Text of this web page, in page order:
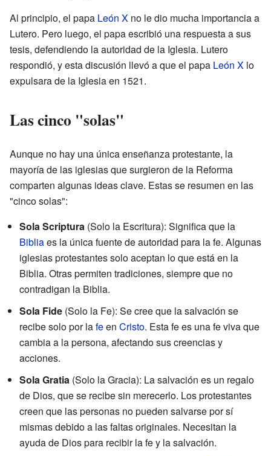
Al principio, el papa León X no le dio mucha importancia a
Lutero. Pero luego, el papa escribió una respuesta a sus
tesis, defendiendo la autoridad de la Iglesia. Lutero
respondió, y esta discusión llevó a que el papa León X lo
expulsara de la Iglesia en 1521.
Las cinco "solas"
Aunque no hay una única enseñanza protestante, la
mayoría de las iglesias que surgieron de la Reforma
comparten algunas ideas clave. Estas se resumen en las
"cinco solas":
Sola Scriptura (Solo la Escritura): Significa que la
Bibliaes la única fuente de autoridad para la fe. Algunas
iglesias protestantes solo aceptan lo que está en la
Biblia. Otras permiten tradiciones, siempre que no
contradigan la Biblia.
Sola Fide (Solo la Fe): Se cree que la salvación se
recibe solo por lafeen Cristo. Esta fe es una fe viva que
cambia a la persona, afectando sus creencias y
acciones.
Sola Gratia (Solo la Gracia): La salvación es un regalo
de Dios, que se recibe sin merecerlo. Los protestantes
creen que las personas no pueden salvarse por sí
mismas debido a las faltas originales. Necesitan la
ayuda de Dios para recibir la fe y la salvación.